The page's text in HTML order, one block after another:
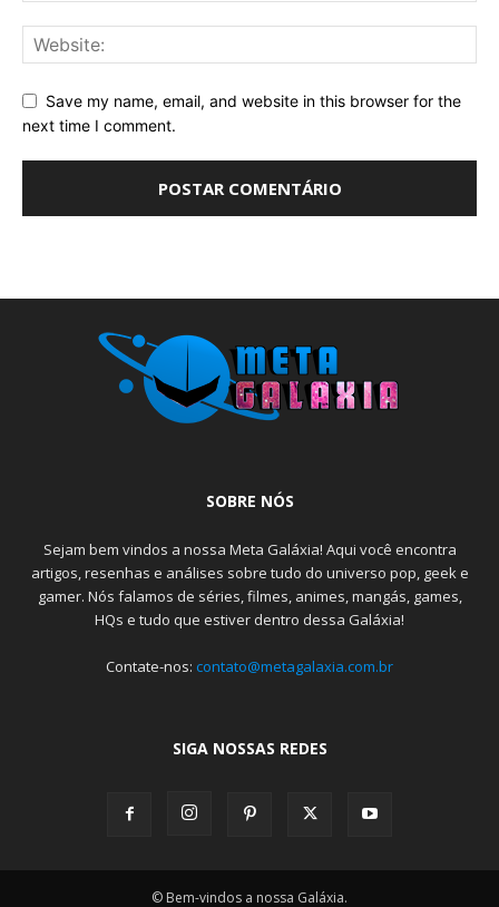
Save my name, email, and website in this browser for the
next time I comment.
SOBRE NÓS
Sejam bem vindos a nossa Meta Galáxia! Aqui você encontra
artigos, resenhas e análises sobre tudo do universo pop, geek e
gamer. Nós falamos de séries, filmes, animes, mangás, games,
HQs e tudo que estiver dentro dessa Galáxia!
Contate-nos: contato@metagalaxia.com.br
SIGA NOSSAS REDES
© Bem-vindos a nossa Galáxia.